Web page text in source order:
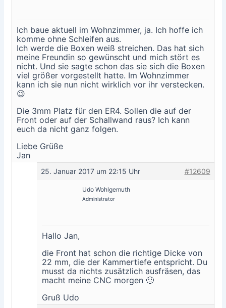
Ich baue aktuell im Wohnzimmer, ja. Ich hoffe ich
komme ohne Schleifen aus.
Ich werde die Boxen weiß streichen. Das hat sich
meine Freundin so gewünscht und mich stört es
nicht. Und sie sagte schon das sie sich die Boxen
viel größer vorgestellt hatte. Im Wohnzimmer
kann ich sie nun nicht wirklich vor ihr verstecken.
😉
Die 3mm Platz für den ER4. Sollen die auf der
Front oder auf der Schallwand raus? Ich kann
euch da nicht ganz folgen.
Liebe Grüße
Jan
25. Januar 2017 um 22:15 Uhr #12609
Udo Wohlgemuth
Administrator
Hallo Jan,
die Front hat schon die richtige Dicke von
22 mm, die der Kammertiefe entspricht. Du
musst da nichts zusätzlich ausfräsen, das
macht meine CNC morgen 🙂
Gruß Udo